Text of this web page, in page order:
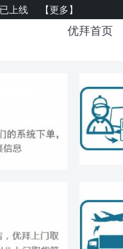
优拜首页
上线 【更多】